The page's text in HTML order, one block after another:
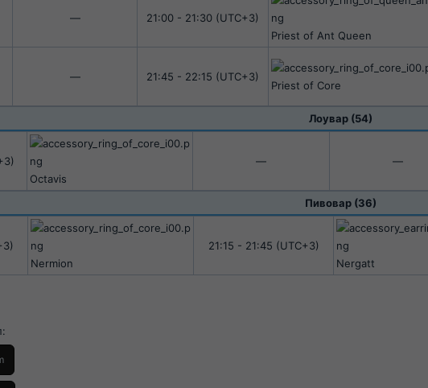
—​
21:00 - 21:30 (UTC+3)​
Priest of Ant Queen​
—​ 21:45 - 22:15 (UTC+3)​
Priest of Core​
Лоувар (54)​
Octavis
—​ —​
Пивовар (36)​
Nermion
21:15 - 21:45 (UTC+3)​
Nergatt​